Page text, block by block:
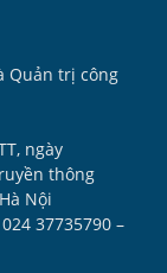
Quản trị công
ngày
thông
Nội
37735790 –